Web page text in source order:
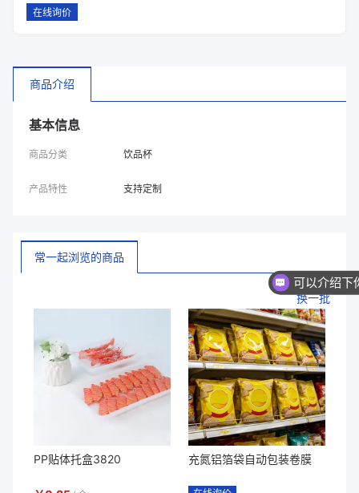
在线询价
商品介绍
基本信息
商品分类 饮品杯
产品特性 支持定制
常一起浏览的商品
换一批
PP贴体托盒3820 充氮铝箔袋自动包装卷膜